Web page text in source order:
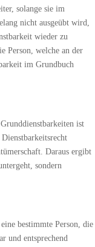
solange sie im
nicht ausgeübt wird,
wieder zu
Person, welche an der
im Grundbuch
ist
Daraus ergibt
sondern
bestimmte Person, die
und entsprechend